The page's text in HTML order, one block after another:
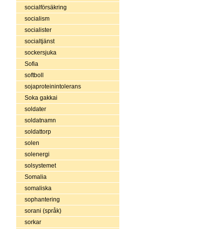
socialförsäkring
socialism
socialister
socialtjänst
sockersjuka
Sofia
softboll
sojaproteinintolerans
Soka gakkai
soldater
soldatnamn
soldattorp
solen
solenergi
solsystemet
Somalia
somaliska
sophantering
sorani (språk)
sorkar